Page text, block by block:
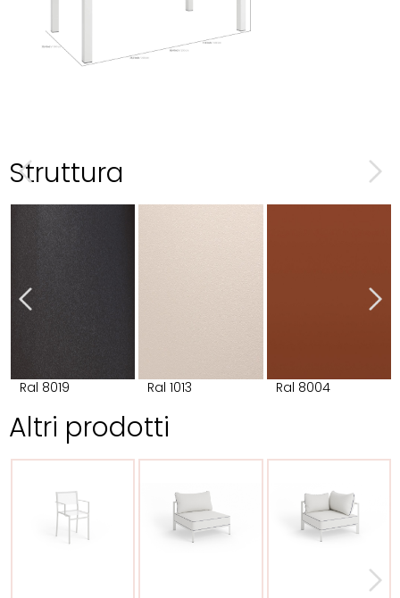
Struttura
Ral 8019 Ral 1013 Ral 8004
Altri prodotti